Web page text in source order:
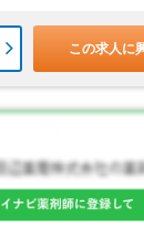
この求人に